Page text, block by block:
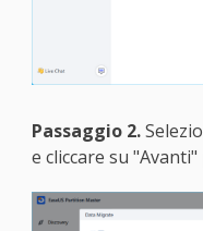
Passaggio 2.
e cliccare su